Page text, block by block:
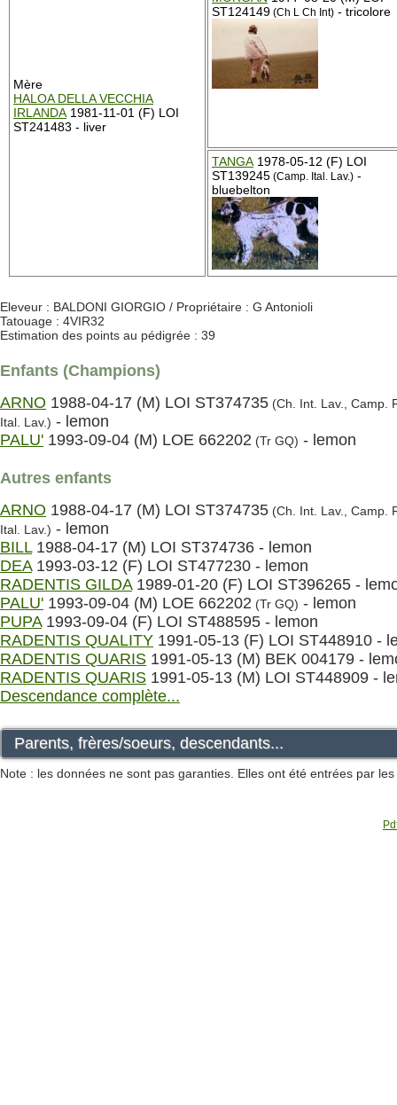
Mère
HALOA DELLA VECCHIA
IRLANDA 1981-11-01 (F) LOI
ST241483 - liver
ST124149 (Ch L Ch Int) - tricolore
TANGA 1978-05-12 (F) LOI
ST139245 (Camp. Ital. Lav.) -
bluebelton
Eleveur : BALDONI GIORGIO / Propriétaire : G Antonioli
Tatouage : 4VIR32
Estimation des points au pédigrée : 39
Enfants (Champions)
ARNO 1988-04-17 (M) LOI ST374735 (Ch. Int. Lav., Camp.
Ital. Lav.) - lemon
PALU' 1993-09-04 (M) LOE 662202 (Tr GQ) - lemon
Autres enfants
ARNO 1988-04-17 (M) LOI ST374735 (Ch. Int. Lav., Camp.
Ital. Lav.) - lemon
BILL1988-04-17 (M) LOI ST374736 - lemon
DEA1993-03-12 (F) LOI ST477230 - lemon
RADENTIS GILDA1989-01-20 (F) LOI ST396265 -
PALU' 1993-09-04 (M) LOE 662202 (Tr GQ) - lemon
PUPA1993-09-04 (F) LOI ST488595 - lemon
RADENTIS QUALITY 1991-05-13 (F) LOI ST448910 -
RADENTIS QUARIS 1991-05-13 (M) BEK 004179 -
RADENTIS QUARIS 1991-05-13 (M) LOI ST448909 -
Descendance complète...
Parents, frères/soeurs, descendants...
Note : les données ne sont pas garanties. Elles ont été entrées par